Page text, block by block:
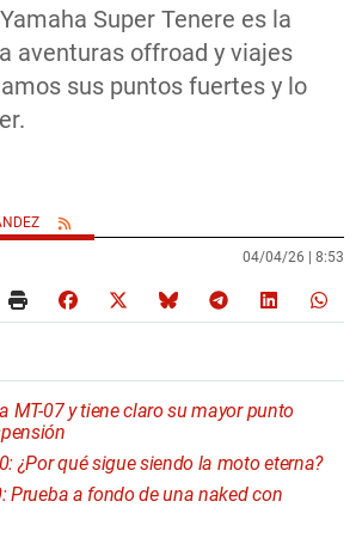
Super Tenere es la
aventuras offroad y viajes
sus puntos fuertes y lo
04/04/26 | 8:53
MT-07 y tiene claro su mayor punto
¿Por qué sigue siendo la moto eterna?
Prueba a fondo de una naked con